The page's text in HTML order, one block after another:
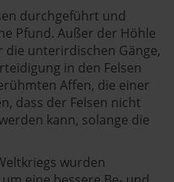
durchgeführt und
Pfund. Außer der Höhle
unterirdischen Gänge,
in den Felsen
Affen, die einer
dass der Felsen nicht
kann, solange die
wurden